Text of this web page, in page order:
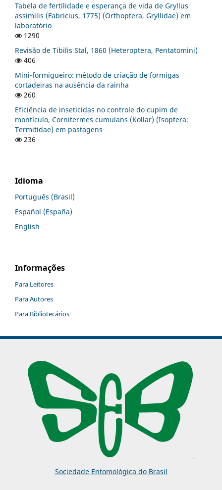
Tabela de fertilidade e esperança de vida de Gryllus
assimilis (Fabricius, 1775) (Orthoptera, Gryllidae) em
laboratório
1290
Revisão de Tibilis Stal, 1860 (Heteroptera, Pentatomini)
406
Mini-formigueiro: método de criação de formigas
cortadeiras na ausência da rainha
260
Eficiência de inseticidas no controle do cupim de
montículo, Cornitermes cumulans (Kollar) (Isoptera:
Termitidae) em pastagens
236
Idioma
Português (Brasil)
Español (España)
English
Informações
Para Leitores
Para Autores
Para Bibliotecários
Sociedade Entomológica do Brasil